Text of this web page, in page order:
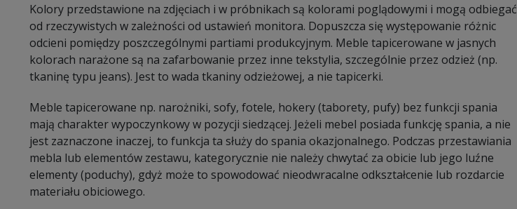
Kolory przedstawione na zdjęciach i w próbnikach są kolorami poglądowymi i mogą odbiegać
od rzeczywistych w zależności od ustawień monitora. Dopuszcza się występowanie różnic
odcieni pomiędzy poszczególnymi partiami produkcyjnym. Meble tapicerowane w jasnych
kolorach narażone są na zafarbowanie przez inne tekstylia, szczególnie przez odzież (np.
tkaninę typu jeans). Jest to wada tkaniny odzieżowej, a nie tapicerki.
Meble tapicerowane np. narożniki, sofy, fotele, hokery (taborety, pufy) bez funkcji spania
mają charakter wypoczynkowy w pozycji siedzącej. Jeżeli mebel posiada funkcję spania, a nie
jest zaznaczone inaczej, to funkcja ta służy do spania okazjonalnego. Podczas przestawiania
mebla lub elementów zestawu, kategorycznie nie należy chwytać za obicie lub jego luźne
elementy (poduchy), gdyż może to spowodować nieodwracalne odkształcenie lub rozdarcie
materiału obiciowego.